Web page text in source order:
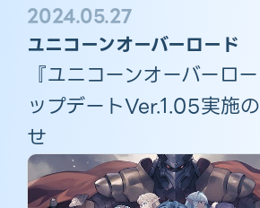
2024.05.27
ユニコーンオーバーロード
『ユニコーンオーバーロ
ップデートVer.1.05実施
せ